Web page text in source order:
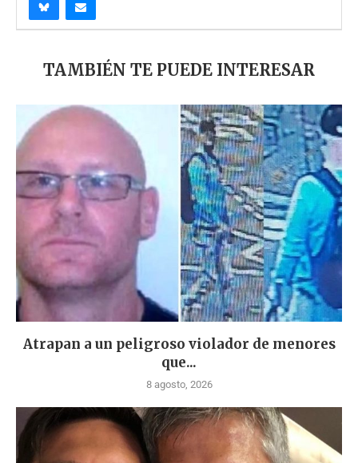
TAMBIÉN TE PUEDE INTERESAR
Atrapan a un peligroso violador de menores
que...
8 agosto, 2026